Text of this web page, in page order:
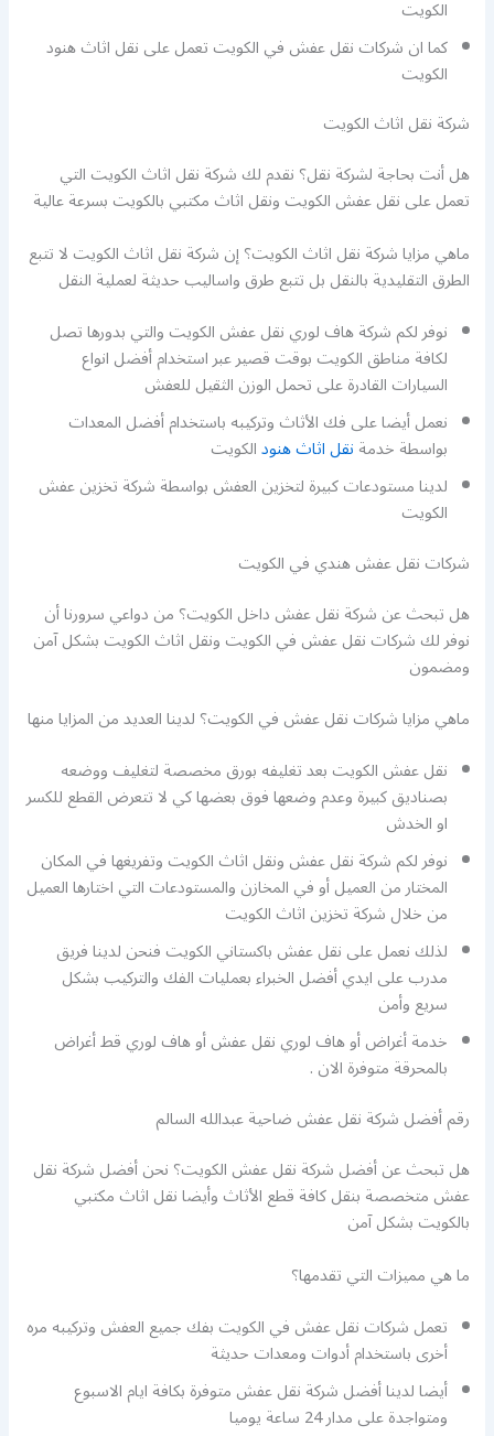
الكويت
كما ان شركات نقل عفش في الكويت تعمل على نقل اثاث هنود
الكويت
شركة نقل اثاث الكويت
هل أنت بحاجة لشركة نقل؟ نقدم لك شركة نقل اثاث الكويت التي
تعمل على نقل عفش الكويت ونقل اثاث مكتبي بالكويت بسرعة عالية
ماهي مزايا شركة نقل اثاث الكويت؟ إن شركة نقل اثاث الكويت لا تتبع
الطرق التقليدية بالنقل بل تتبع طرق واساليب حديثة لعملية النقل
نوفر لكم شركة هاف لوري نقل عفش الكويت والتي بدورها تصل
لكافة مناطق الكويت بوقت قصير عبر استخدام أفضل انواع
السيارات القادرة على تحمل الوزن الثقيل للعفش
نعمل أيضا على فك الأثاث وتركيبه باستخدام أفضل المعدات
بواسطة خدمةنقل اثاث هنودالكويت
لدينا مستودعات كبيرة لتخزين العفش بواسطة شركة تخزين عفش
الكويت
شركات نقل عفش هندي في الكويت
هل تبحث عن شركة نقل عفش داخل الكويت؟ من دواعي سرورنا أن
نوفر لك شركات نقل عفش في الكويت ونقل اثاث الكويت بشكل آمن
ومضمون
ماهي مزايا شركات نقل عفش في الكويت؟ لدينا العديد من المزايا منها
نقل عفش الكويت بعد تغليفه بورق مخصصة لتغليف ووضعه
بصناديق كبيرة وعدم وضعها فوق بعضها كي لا تتعرض القطع للكسر
او الخدش
نوفر لكم شركة نقل عفش ونقل اثاث الكويت وتفريغها في المكان
المختار من العميل أو في المخازن والمستودعات التي اختارها العميل
من خلال شركة تخزين اثاث الكويت
لذلك نعمل على نقل عفش باكستاني الكويت فنحن لدينا فريق
مدرب على ايدي أفضل الخبراء بعمليات الفك والتركيب بشكل
سريع وأمن
خدمة أغراض أو هاف لوري نقل عفش أو هاف لوري قط أغراض
بالمحرقة متوفرة الان .
رقم أفضل شركة نقل عفش ضاحية عبدالله السالم
هل تبحث عن أفضل شركة نقل عفش الكويت؟ نحن أفضل شركة نقل
عفش متخصصة بنقل كافة قطع الأثاث وأيضا نقل اثاث مكتبي
بالكويت بشكل آمن
ما هي مميزات التي تقدمها؟
تعمل شركات نقل عفش في الكويت بفك جميع العفش وتركيبه مره
أخرى باستخدام أدوات ومعدات حديثة
أيضا لدينا أفضل شركة نقل عفش متوفرة بكافة ايام الاسبوع
ومتواجدة على مدار 24 ساعة يوميا